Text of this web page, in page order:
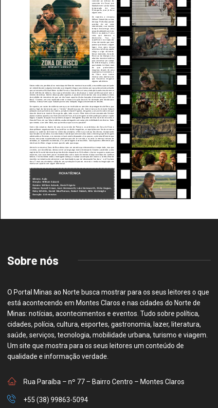
Sobre nós
O Portal Minas ao Norte busca mostrar para os seus leitores o que
está acontecendo em Montes Claros e nas cidades do Norte de
Minas: notícias, acontecimentos e eventos. Tudo sobre política,
cidades, polícia, cultura, esportes, gastronomia, lazer, literatura,
saúde, serviços, tecnologia, mobilidade urbana, turismo e viagem.
Um site que mostra para os seus leitores um conteúdo de
qualidade e informação verdade.
Rua Paraíba – nº 77 – Bairro Centro – Montes Claros
+55 (38) 99863-5094